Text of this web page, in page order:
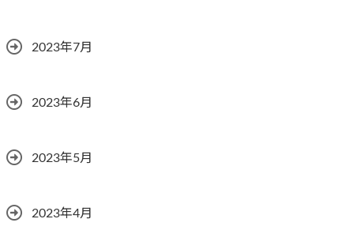
2023年7月
2023年6月
2023年5月
2023年4月